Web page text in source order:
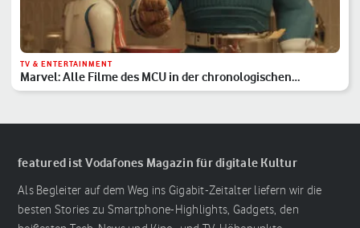
TV & ENTERTAINMENT
Marvel: Alle Filme des MCU in der chronologischen
Reihenfolge
featured ist Vodafones Magazin für digitale Kultur
Als Begleiter auf dem Weg ins Gigabit-Zeitalter liefern wir die
besten Stories zu Smartphone-Highlights, Gadgets, den